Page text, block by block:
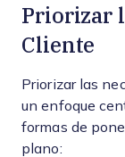
Priorizar
Cliente
Priorizar las
un enfoque
formas de
plano: